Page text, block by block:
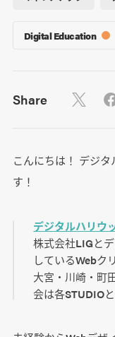
Digital Education
Share
こんにちは！ デジ
す！
デジタルハリウ
株式会社LIGと
しているWebク
大宮・川崎・町
会は各STUDIO